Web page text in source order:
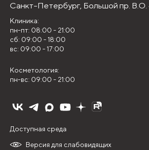
Санкт-Петербург, Большой пр. В.О.
Клиника:
пн-пт: 08:00 - 21:00
сб: 09:00 - 18:00
вс: 09:00 - 17:00
Косметология:
пн-вс: 09:00 - 21:00
Версия для слабовидящих
Доступная среда